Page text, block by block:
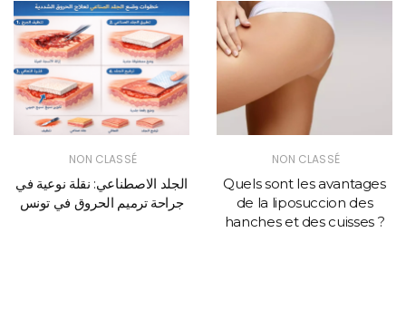
NON CLASSÉ
الجلد الاصطناعي: نقلة نوعية في
جراحة ترميم الحروق في تونس
NON CLASSÉ
Quels sont les avantages
de la liposuccion des
hanches et des cuisses ?